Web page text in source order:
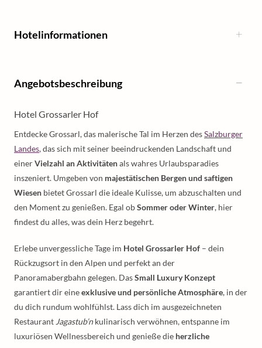
Hotelinformationen
Angebotsbeschreibung
Hotel Grossarler Hof
Entdecke Grossarl, das malerische Tal im Herzen desSalzburger
Landes, das sich mit seiner beeindruckenden Landschaft und
einerVielzahl an Aktivitätenals wahres Urlaubsparadies
inszeniert. Umgeben von majestätischen Bergen und saftigen
Wiesen bietet Grossarl die ideale Kulisse, um abzuschalten und
den Moment zu genießen. Egal obSommer oder Winter, hier
findest du alles, was dein Herz begehrt.
Erlebe unvergessliche Tage im Hotel Grossarler Hof – dein
Rückzugsort in den Alpen und perfekt an der
Panoramabergbahn gelegen. DasSmall Luxury Konzept
garantiert dir eineexklusive und persönliche Atmosphäre, in der
du dich rundum wohlfühlst. Lass dich im ausgezeichneten
Restaurant Jagastub’nkulinarisch verwöhnen, entspanne im
luxuriösen Wellnessbereich und genieße die herzliche